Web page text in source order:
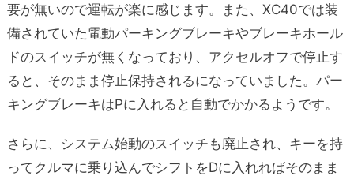
要が無いので運転が楽に感じます。また、XC40では装
備されていた電動パーキングブレーキやブレーキホール
ドのスイッチが無くなっており、アクセルオフで停止す
ると、そのまま停止保持されるになっていました。パー
キングブレーキはPに入れると自動でかかるようです。
さらに、システム始動のスイッチも廃止され、キーを持
ってクルマに乗り込んでシフトをDに入れればそのまま